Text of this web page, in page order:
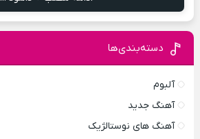
دسته‌بندی‌ها
آلبوم
آهنگ جدید
آهنگ های نوستالژیک